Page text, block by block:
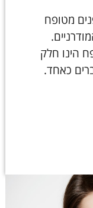
מטופח
הינו חלק
כאחד.